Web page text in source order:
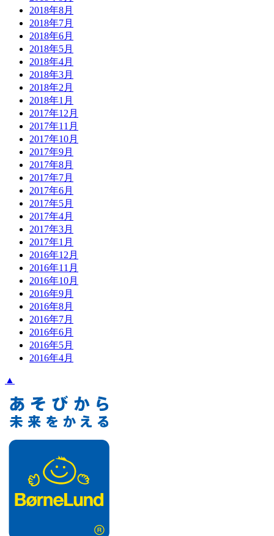
2018年8月
2018年7月
2018年6月
2018年5月
2018年4月
2018年3月
2018年2月
2018年1月
2017年12月
2017年11月
2017年10月
2017年9月
2017年8月
2017年7月
2017年6月
2017年5月
2017年4月
2017年3月
2017年1月
2016年12月
2016年11月
2016年10月
2016年9月
2016年8月
2016年7月
2016年6月
2016年5月
2016年4月
▲